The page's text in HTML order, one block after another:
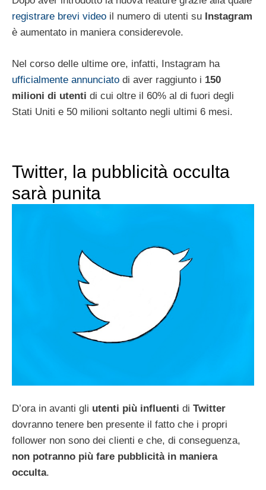
registrare brevi video il numero di utenti su Instagram
è aumentato in maniera considerevole.
Nel corso delle ultime ore, infatti, Instagram ha
ufficialmente annunciato di aver raggiunto i 150
milioni di utenti di cui oltre il 60% al di fuori degli
Stati Uniti e 50 milioni soltanto negli ultimi 6 mesi.
Twitter, la pubblicità occulta
sarà punita
D’ora in avanti gli utenti più influenti di Twitter
dovranno tenere ben presente il fatto che i propri
follower non sono dei clienti e che, di conseguenza,
non potranno più fare pubblicità in maniera
occulta.